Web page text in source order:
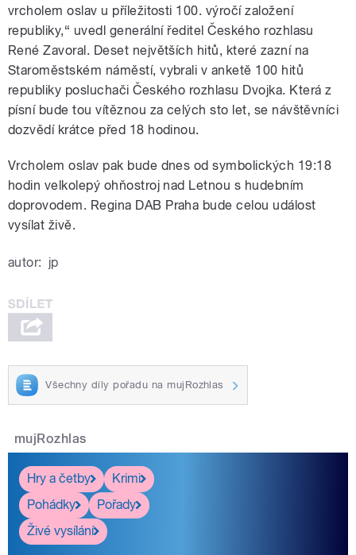
vrcholem oslav u příležitosti 100. výročí založení
republiky,“ uvedl generální ředitel Českého rozhlasu
René Zavoral. Deset největších hitů, které zazní na
Staroměstském náměstí, vybrali v anketě 100 hitů
republiky posluchači Českého rozhlasu Dvojka. Která z
písní bude tou vítěznou za celých sto let, se návštěvníci
dozvědí krátce před 18 hodinou.
Vrcholem oslav pak bude dnes od symbolických 19:18
hodin velkolepý ohňostroj nad Letnou s hudebním
doprovodem. Regina DAB Praha bude celou událost
vysílat živě.
autor: jp
Všechny díly pořadu na mujRozhlas
mujRozhlas
Hry a četby
Krimi
Pohádky
Pořady
Živé vysílání